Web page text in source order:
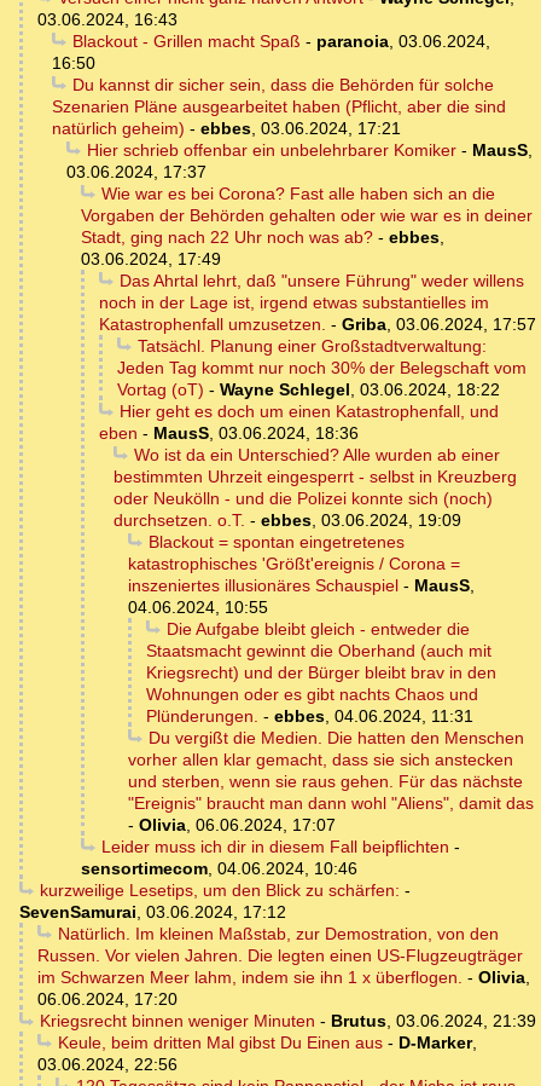
03.06.2024, 16:43
Blackout - Grillen macht Spaß - paranoia, 03.06.2024,
16:50
Du kannst dir sicher sein, dass die Behörden für solche
Szenarien Pläne ausgearbeitet haben (Pflicht, aber die sind
natürlich geheim) - ebbes, 03.06.2024, 17:21
Hier schrieb offenbar ein unbelehrbarer Komiker- MausS,
03.06.2024, 17:37
Wie war es bei Corona? Fast alle haben sich an die
Vorgaben der Behörden gehalten oder wie war es in deiner
Stadt, ging nach 22 Uhr noch was ab? - ebbes,
03.06.2024, 17:49
Das Ahrtal lehrt, daß "unsere Führung" weder willens
noch in der Lage ist, irgend etwas substantielles im
Katastrophenfall umzusetzen. - Griba, 03.06.2024, 17:57
Tatsächl. Planung einer Großstadtverwaltung:
Jeden Tag kommt nur noch 30% der Belegschaft vom
Vortag (oT) - Wayne Schlegel, 03.06.2024, 18:22
Hier geht es doch um einen Katastrophenfall, und
eben - MausS, 03.06.2024, 18:36
Wo ist da ein Unterschied? Alle wurden ab einer
bestimmten Uhrzeit eingesperrt - selbst in Kreuzberg
oder Neukölln - und die Polizei konnte sich (noch)
durchsetzen. o.T. - ebbes, 03.06.2024, 19:09
Blackout = spontan eingetretenes
katastrophisches 'Größt'ereignis / Corona =
inszeniertes illusionäres Schauspiel - MausS,
04.06.2024, 10:55
Die Aufgabe bleibt gleich - entweder die
Staatsmacht gewinnt die Oberhand (auch mit
Kriegsrecht) und der Bürger bleibt brav in den
Wohnungen oder es gibt nachts Chaos und
Plünderungen. - ebbes, 04.06.2024, 11:31
Du vergißt die Medien. Die hatten den Menschen
vorher allen klar gemacht, dass sie sich anstecken
und sterben, wenn sie raus gehen. Für das nächste
"Ereignis" braucht man dann wohl "Aliens", damit das
- Olivia, 06.06.2024, 17:07
Leider muss ich dir in diesem Fall beipflichten -
sensortimecom, 04.06.2024, 10:46
kurzweilige Lesetips, um den Blick zu schärfen: -
SevenSamurai, 03.06.2024, 17:12
Natürlich. Im kleinen Maßstab, zur Demostration, von den
Russen. Vor vielen Jahren. Die legten einen US-Flugzeugträger
im Schwarzen Meer lahm, indem sie ihn 1 x überflogen. - Olivia,
06.06.2024, 17:20
Kriegsrecht binnen weniger Minuten - Brutus, 03.06.2024, 21:39
Keule, beim dritten Mal gibst Du Einen aus- D-Marker,
03.06.2024, 22:56